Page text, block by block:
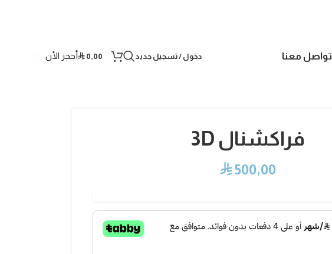
تواصل معنا دخول / تسجيل جديد ⃁ 0,00 أحجز الأن
فراكشنال 3D
⃁500,00